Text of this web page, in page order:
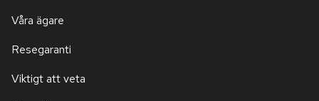
Våra ägare
Resegaranti
Viktigt att veta